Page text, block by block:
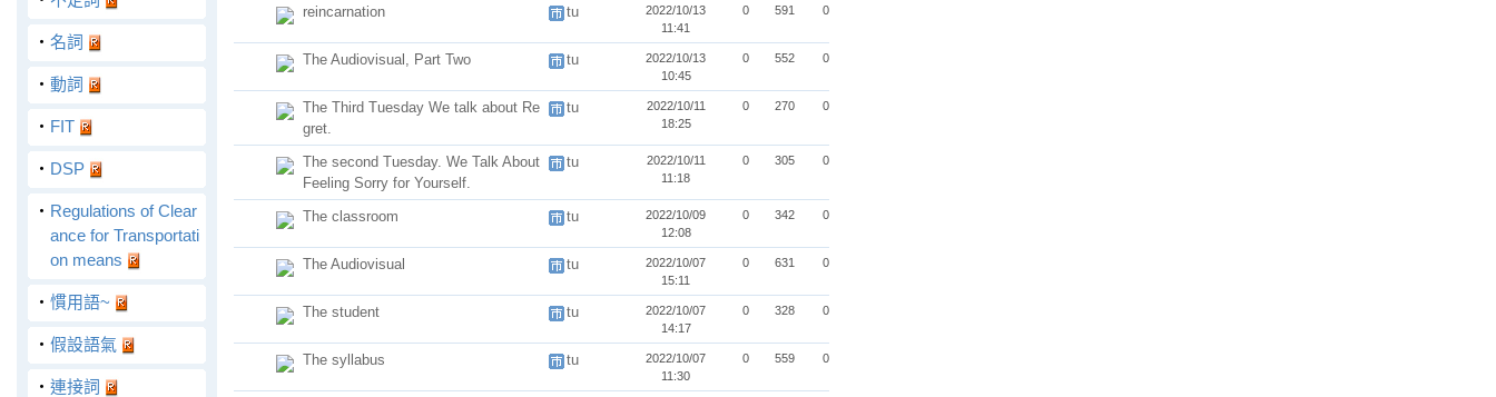
‧ 名詞
‧ 動詞
‧ FIT
‧ DSP
‧ Regulations of Clear
ance for Transportati
on means
‧ 慣用語~
‧ 假設語氣
‧ 連接詞
reincarnation tu
2022/10/13
11:41
0 591 0
The Audiovisual, Part Two tu
2022/10/13
10:45
0 552 0
The Third Tuesday We talk about Re
gret.
tu
2022/10/11
18:25
0 270 0
The second Tuesday. We Talk About
Feeling Sorry for Yourself.
tu
2022/10/11
11:18
0 305 0
The classroom tu
2022/10/09
12:08
0 342 0
The Audiovisual tu
2022/10/07
15:11
0 631 0
The student tu
2022/10/07
14:17
0 328 0
The syllabus tu
2022/10/07
11:30
0 559 0